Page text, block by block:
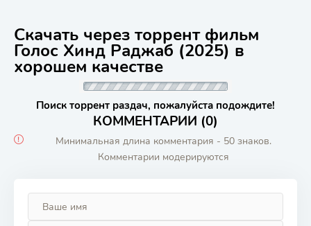
Скачать через торрент фильм
Голос Хинд Раджаб (2025) в
хорошем качестве
Поиск торрент раздач, пожалуйста подождите!
КОММЕНТАРИИ (0)
Минимальная длина комментария - 50 знаков.
Комментарии модерируются